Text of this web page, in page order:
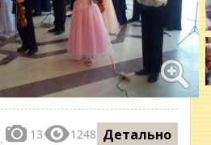
13 1248 Детально